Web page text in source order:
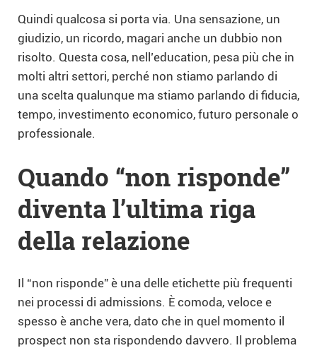
Quindi qualcosa si porta via. Una sensazione, un
giudizio, un ricordo, magari anche un dubbio non
risolto. Questa cosa, nell’education, pesa più che in
molti altri settori, perché non stiamo parlando di
una scelta qualunque ma stiamo parlando di fiducia,
tempo, investimento economico, futuro personale o
professionale.
Quando “non risponde”
diventa l’ultima riga
della relazione
Il “non risponde” è una delle etichette più frequenti
nei processi di admissions. È comoda, veloce e
spesso è anche vera, dato che in quel momento il
prospect non sta rispondendo davvero. Il problema